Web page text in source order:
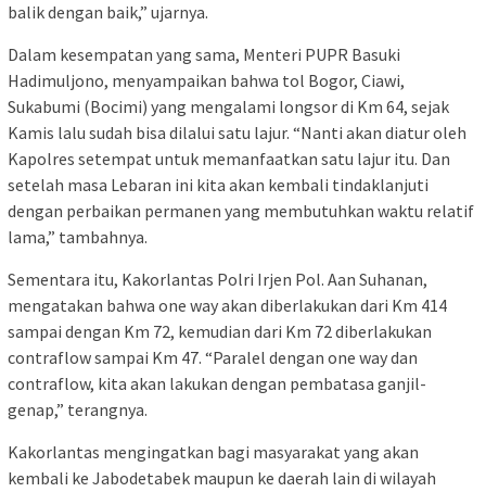
balik dengan baik,” ujarnya.
Dalam kesempatan yang sama, Menteri PUPR Basuki
Hadimuljono, menyampaikan bahwa tol Bogor, Ciawi,
Sukabumi (Bocimi) yang mengalami longsor di Km 64, sejak
Kamis lalu sudah bisa dilalui satu lajur. “Nanti akan diatur oleh
Kapolres setempat untuk memanfaatkan satu lajur itu. Dan
setelah masa Lebaran ini kita akan kembali tindaklanjuti
dengan perbaikan permanen yang membutuhkan waktu relatif
lama,” tambahnya.
Sementara itu, Kakorlantas Polri Irjen Pol. Aan Suhanan,
mengatakan bahwa one way akan diberlakukan dari Km 414
sampai dengan Km 72, kemudian dari Km 72 diberlakukan
contraflow sampai Km 47. “Paralel dengan one way dan
contraflow, kita akan lakukan dengan pembatasa ganjil-
genap,” terangnya.
Kakorlantas mengingatkan bagi masyarakat yang akan
kembali ke Jabodetabek maupun ke daerah lain di wilayah